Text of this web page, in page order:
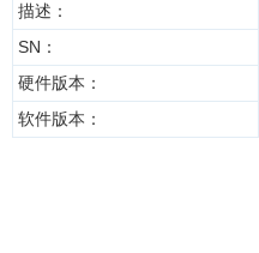
描述：
SN：
硬件版本：
软件版本：